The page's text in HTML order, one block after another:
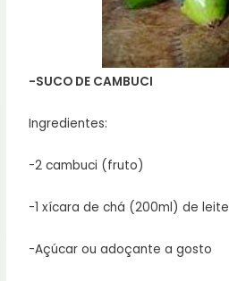
-SUCO DE CAMBUCI
Ingredientes:
-2 cambuci (fruto)
-1 xícara de chá (200ml) de leite
-Açúcar ou adoçante a gosto